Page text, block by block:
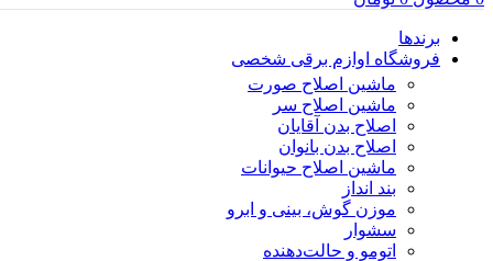
برندها
فروشگاه اوازم برقی شخصی
ماشین اصلاح صورت
ماشین اصلاح سر
اصلاح بدن آقایان
اصلاح بدن بانوان
ماشین اصلاح حیوانات
بند انداز
موزن گوش، بینی و ابرو
سشوار
اتومو و حالت‌دهنده